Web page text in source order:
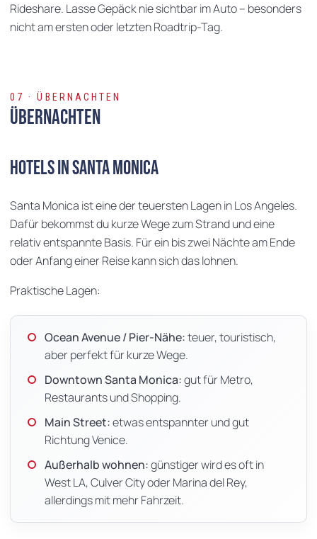
Rideshare. Lasse Gepäck nie sichtbar im Auto – besonders
nicht am ersten oder letzten Roadtrip-Tag.
07 · ÜBERNACHTEN
Übernachten
Hotels in Santa Monica
Santa Monica ist eine der teuersten Lagen in Los Angeles.
Dafür bekommst du kurze Wege zum Strand und eine
relativ entspannte Basis. Für ein bis zwei Nächte am Ende
oder Anfang einer Reise kann sich das lohnen.
Praktische Lagen:
Ocean Avenue / Pier-Nähe:teuer, touristisch,
aber perfekt für kurze Wege.
Downtown Santa Monica:gut für Metro,
Restaurants und Shopping.
Main Street:etwas entspannter und gut
Richtung Venice.
Außerhalb wohnen:günstiger wird es oft in
West LA, Culver City oder Marina del Rey,
allerdings mit mehr Fahrzeit.